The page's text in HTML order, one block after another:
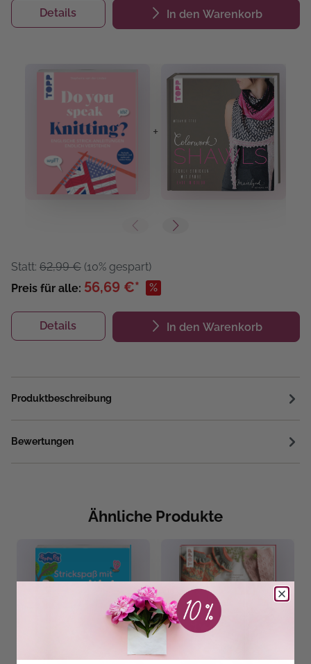
Details In den Warenkorb
+
Statt: 62,99 € (10% gespart)
Preis für alle: 56,69 €* %
Details In den Warenkorb
Produktbeschreibung
Bewertungen
Ähnliche Produkte